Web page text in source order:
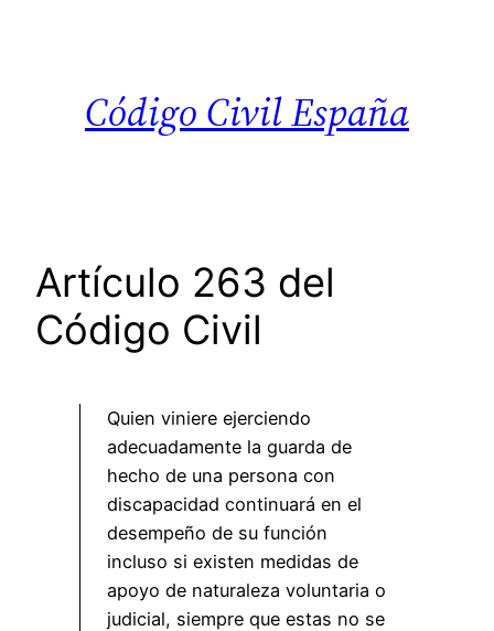
Código Civil España
Artículo 263 del
Código Civil
Quien viniere ejerciendo
adecuadamente la guarda de
hecho de una persona con
discapacidad continuará en el
desempeño de su función
incluso si existen medidas de
apoyo de naturaleza voluntaria o
judicial, siempre que estas no se